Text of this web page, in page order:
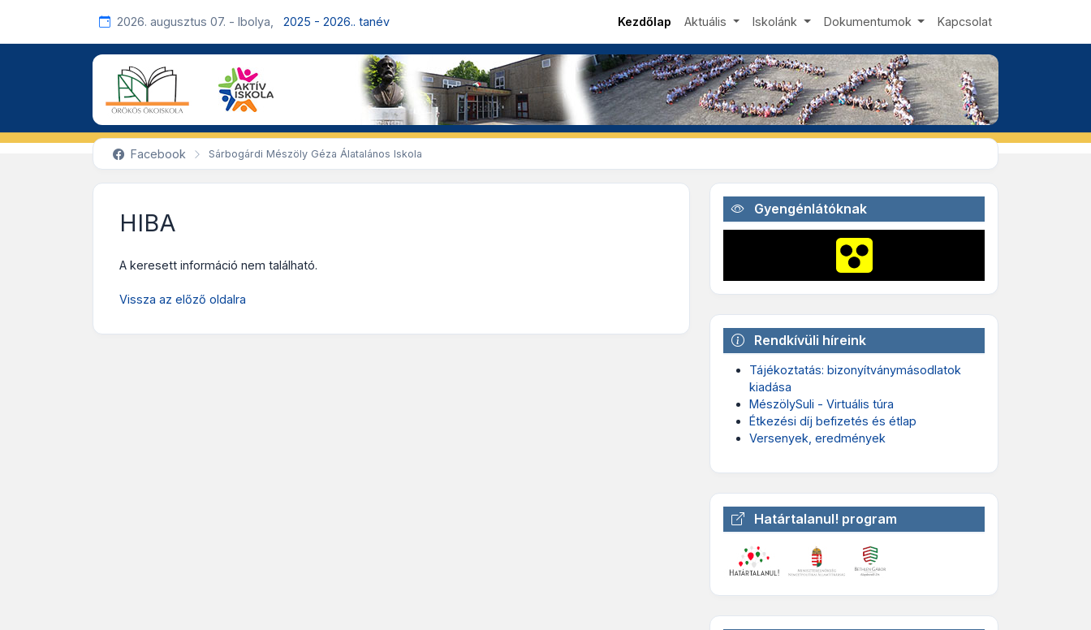
2026. augusztus 07. - Ibolya, 2025 - 2026.. tanév Kezdőlap Aktuális Iskolánk Dokumentumok Kapcsolat
Facebook Sárbogárdi Mészöly Géza Álatalános Iskola
HIBA
A keresett információ nem található.
Vissza az előző oldalra
Gyengénlátóknak
Rendkívüli híreink
Tájékoztatás: bizonyítványmásodlatok
kiadása
MészölySuli - Virtuális túra
Étkezési díj befizetés és étlap
Versenyek, eredmények
Határtalanul! program